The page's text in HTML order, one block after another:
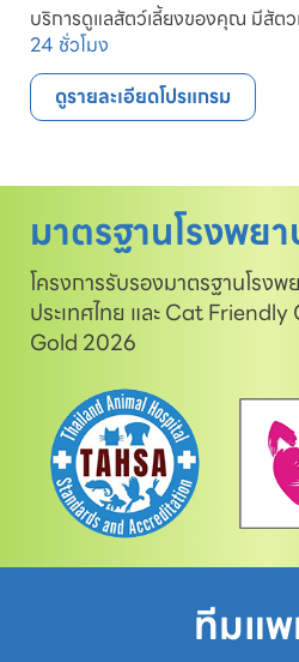
บริการดูแลสัตว์เลี้ยงของคุณ มีสัตว
24 ชั่วโมง
ดูรายละเอียดโปรแกรม
มาตรฐานโรงพย
โครงการรับรองมาตรฐานโรง
ประเทศไทย และ Cat
Gold 2026
ทีมแ